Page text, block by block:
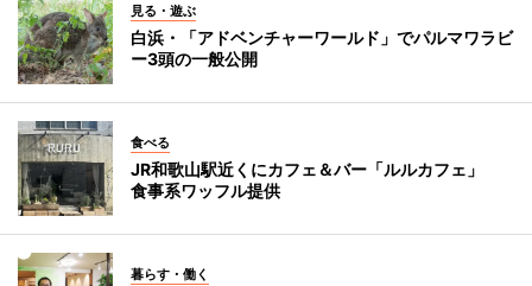
見る・遊ぶ
白浜・「アドベンチャーワールド」でパルマワラビ
ー3頭の一般公開
食べる
JR和歌山駅近くにカフェ＆バー「ルルカフェ」
食事系ワッフル提供
暮らす・働く